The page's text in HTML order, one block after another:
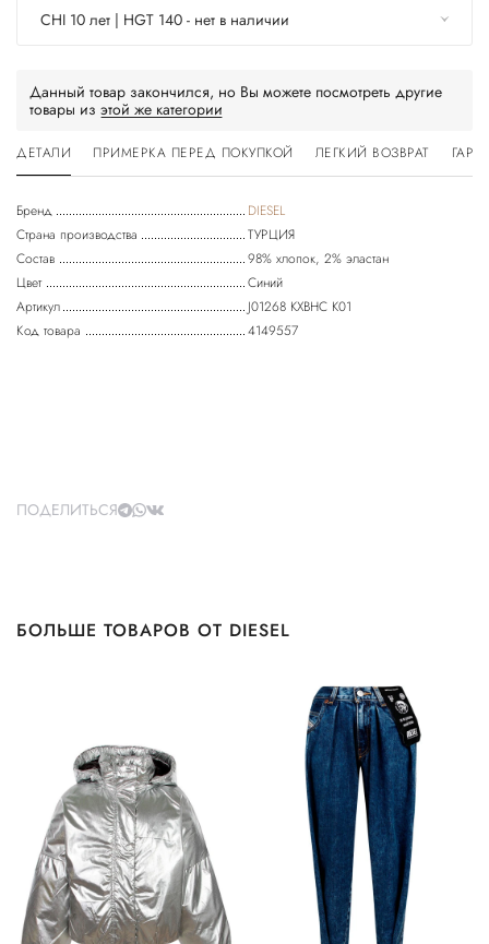
CHI 10 лет | HGT 140 - нет в наличии
Данный товар закончился, но Вы можете посмотреть другие
товары из этой же категории
ДЕТАЛИ ПРИМЕРКА ПЕРЕД ПОКУПКОЙ ЛЕГКИЙ ВОЗВРАТ
Бренд
DIESEL
Страна производства
ТУРЦИЯ
Состав
98% хлопок, 2% эластан
Цвет
Синий
Артикул
J01268 KXBHC K01
Код товара
4149557
ПОДЕЛИТЬСЯ
БОЛЬШЕ ТОВАРОВ ОТ DIESEL